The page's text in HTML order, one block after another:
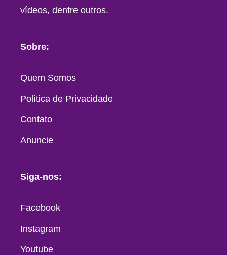
vídeos, dentre outros.
Sobre:
Quem Somos
Política de Privacidade
Contato
Anuncie
Siga-nos:
Facebook
Instagram
Youtube